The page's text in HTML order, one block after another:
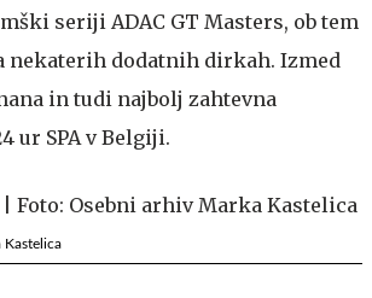
seriji ADAC GT Masters, ob tem
nekaterih dodatnih dirkah. Izmed
in tudi najbolj zahtevna
ur SPA v Belgiji.
Kastelica